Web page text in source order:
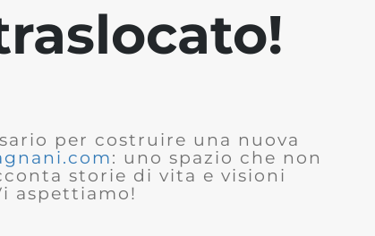
per costruire una nuova
: uno spazio che non
storie di vita e visioni
aspettiamo!